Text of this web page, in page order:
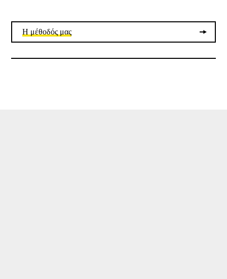
Η μέθοδός μας